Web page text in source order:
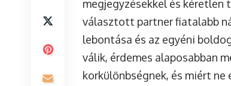
megjegyzésekkel és kéretlen
választott partner fiatalabb
lebontása és az egyéni
válik, érdemes alaposabban
korkülönbségnek, és miért